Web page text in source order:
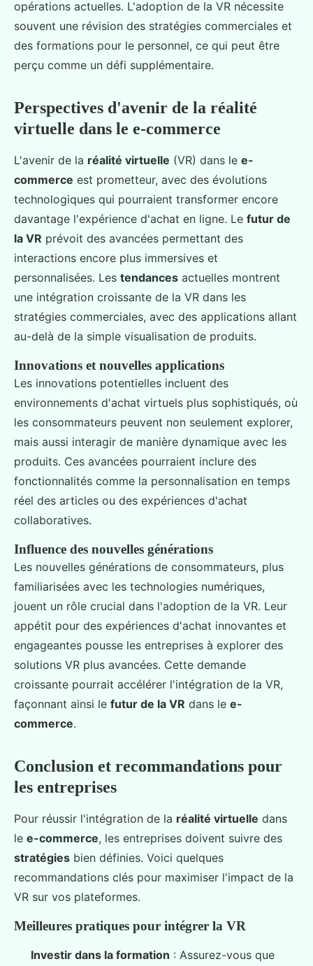
opérations actuelles. L'adoption de la VR nécessite
souvent une révision des stratégies commerciales et
des formations pour le personnel, ce qui peut être
perçu comme un défi supplémentaire.
Perspectives d'avenir de la réalité
virtuelle dans le e-commerce
L'avenir de la réalité virtuelle (VR) dans le e-
commerce est prometteur, avec des évolutions
technologiques qui pourraient transformer encore
davantage l'expérience d'achat en ligne. Le futur de
la VR prévoit des avancées permettant des
interactions encore plus immersives et
personnalisées. Les tendances actuelles montrent
une intégration croissante de la VR dans les
stratégies commerciales, avec des applications allant
au-delà de la simple visualisation de produits.
Innovations et nouvelles applications
Les innovations potentielles incluent des
environnements d'achat virtuels plus sophistiqués, où
les consommateurs peuvent non seulement explorer,
mais aussi interagir de manière dynamique avec les
produits. Ces avancées pourraient inclure des
fonctionnalités comme la personnalisation en temps
réel des articles ou des expériences d'achat
collaboratives.
Influence des nouvelles générations
Les nouvelles générations de consommateurs, plus
familiarisées avec les technologies numériques,
jouent un rôle crucial dans l'adoption de la VR. Leur
appétit pour des expériences d'achat innovantes et
engageantes pousse les entreprises à explorer des
solutions VR plus avancées. Cette demande
croissante pourrait accélérer l'intégration de la VR,
façonnant ainsi le futur de la VR dans le e-
commerce.
Conclusion et recommandations pour
les entreprises
Pour réussir l'intégration de la réalité virtuelle dans
le e-commerce, les entreprises doivent suivre des
stratégies bien définies. Voici quelques
recommandations clés pour maximiser l'impact de la
VR sur vos plateformes.
Meilleures pratiques pour intégrer la VR
Investir dans la formation : Assurez-vous que